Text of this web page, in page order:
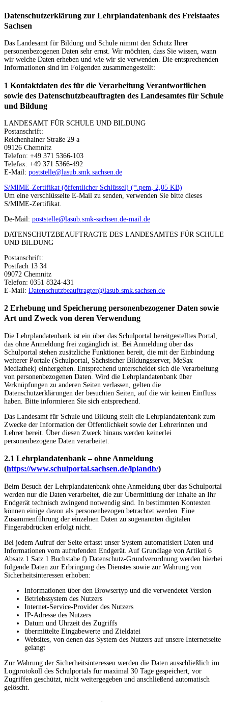
Datenschutzerklärung zur Lehrplandatenbank des Freistaates
Sachsen
Das Landesamt für Bildung und Schule nimmt den Schutz Ihrer
personenbezogenen Daten sehr ernst. Wir möchten, dass Sie wissen, wann
wir welche Daten erheben und wie wir sie verwenden. Die entsprechenden
Informationen sind im Folgenden zusammengestellt:
1 Kontaktdaten des für die Verarbeitung Verantwortlichen
sowie des Datenschutzbeauftragten des Landesamtes für Schule
und Bildung
LANDESAMT FÜR SCHULE UND BILDUNG
Postanschrift:
Reichenhainer Straße 29 a
09126 Chemnitz
Telefon: +49 371 5366-103
Telefax: +49 371 5366-492
E-Mail: poststelle@lasub.smk.sachsen.de
S/MIME-Zertifikat (öffentlicher Schlüssel) (*.pem, 2,05 KB)
Um eine verschlüsselte E-Mail zu senden, verwenden Sie bitte dieses
S/MIME-Zertifikat.
De-Mail: poststelle@lasub.smk-sachsen.de-mail.de
DATENSCHUTZBEAUFTRAGTE DES LANDESAMTES FÜR SCHULE
UND BILDUNG
Postanschrift:
Postfach 13 34
09072 Chemnitz
Telefon: 0351 8324-431
E-Mail: Datenschutzbeauftragter@lasub.smk.sachsen.de
2 Erhebung und Speicherung personenbezogener Daten sowie
Art und Zweck von deren Verwendung
Die Lehrplandatenbank ist ein über das Schulportal bereitgestelltes Portal,
das ohne Anmeldung frei zugänglich ist. Bei Anmeldung über das
Schulportal stehen zusätzliche Funktionen bereit, die mit der Einbindung
weiterer Portale (Schulportal, Sächsischer Bildungsserver, MeSax
Mediathek) einhergehen. Entsprechend unterscheidet sich die Verarbeitung
von personenbezogenen Daten. Wird die Lehrplandatenbank über
Verknüpfungen zu anderen Seiten verlassen, gelten die
Datenschutzerklärungen der besuchten Seiten, auf die wir keinen Einfluss
haben. Bitte informieren Sie sich entsprechend.
Das Landesamt für Schule und Bildung stellt die Lehrplandatenbank zum
Zwecke der Information der Öffentlichkeit sowie der Lehrerinnen und
Lehrer bereit. Über diesen Zweck hinaus werden keinerlei
personenbezogene Daten verarbeitet.
2.1 Lehrplandatenbank – ohne Anmeldung
(https://www.schulportal.sachsen.de/lplandb/)
Beim Besuch der Lehrplandatenbank ohne Anmeldung über das Schulportal
werden nur die Daten verarbeitet, die zur Übermittlung der Inhalte an Ihr
Endgerät technisch zwingend notwendig sind. In bestimmten Kontexten
können einige davon als personenbezogen betrachtet werden. Eine
Zusammenführung der einzelnen Daten zu sogenannten digitalen
Fingerabdrücken erfolgt nicht.
Bei jedem Aufruf der Seite erfasst unser System automatisiert Daten und
Informationen vom aufrufenden Endgerät. Auf Grundlage von Artikel 6
Absatz 1 Satz 1 Buchstabe f) Datenschutz-Grundverordnung werden hierbei
folgende Daten zur Erbringung des Dienstes sowie zur Wahrung von
Sicherheitsinteressen erhoben:
Informationen über den Browsertyp und die verwendetet Version
Betriebssystem des Nutzers
Internet-Service-Provider des Nutzers
IP-Adresse des Nutzers
Datum und Uhrzeit des Zugriffs
übermittelte Eingabewerte und Zieldatei
Websites, von denen das System des Nutzers auf unsere Internetseite
gelangt
Zur Wahrung der Sicherheitsinteressen werden die Daten ausschließlich im
Logprotokoll des Schulportals für maximal 30 Tage gespeichert, vor
Zugriffen geschützt, nicht weitergegeben und anschließend automatisch
gelöscht.